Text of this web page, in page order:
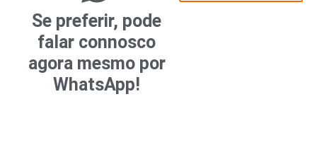
Se preferir, pode
falar connosco
agora mesmo por
WhatsApp!